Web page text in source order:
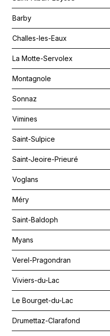
Barby
Challes-les-Eaux
La Motte-Servolex
Montagnole
Sonnaz
Vimines
Saint-Sulpice
Saint-Jeoire-Prieuré
Voglans
Méry
Saint-Baldoph
Myans
Verel-Pragondran
Viviers-du-Lac
Le Bourget-du-Lac
Drumettaz-Clarafond